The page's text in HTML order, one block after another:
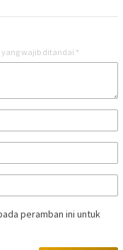
yang wajib ditandai *
peramban ini untuk